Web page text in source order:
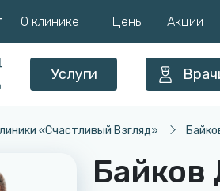
О клинике Цены Акции
Услуги
«Счастливый Взгляд»
Байков